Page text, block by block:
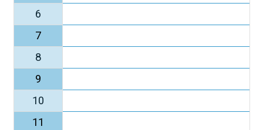
6
7
8
9
10
11